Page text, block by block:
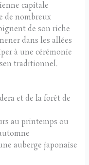
capitale
de nombreux
de son riche
dans les allées
à une cérémonie
traditionnel.
et de la forêt de
au printemps ou
auberge japonaise